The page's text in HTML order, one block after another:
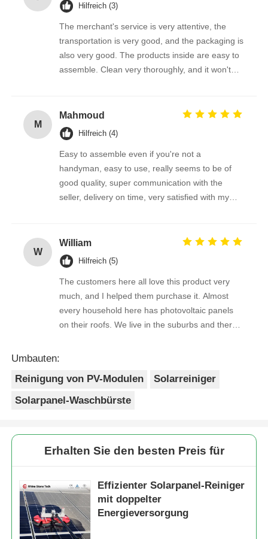
Hilfreich (3)
The merchant's service is very attentive, the
transportation is very good, and the packaging is
also very good. The products inside are easy to
assemble. Clean very thoroughly, and it won't
M
Mahmoud
Hilfreich (4)
Easy to assemble even if you're not a
handyman, easy to use, really seems to be of
good quality, super communication with the
seller, delivery on time, very satisfied with my
W
William
Hilfreich (5)
The customers here all love this product very
much, and I helped them purchase it. Almost
every household here has photovoltaic panels
on their roofs. We live in the suburbs and there
Umbauten:
Reinigung von PV-Modulen
Solarreiniger
Solarpanel-Waschbürste
Erhalten Sie den besten Preis für
Effizienter Solarpanel-Reiniger
mit doppelter
Energieversorgung